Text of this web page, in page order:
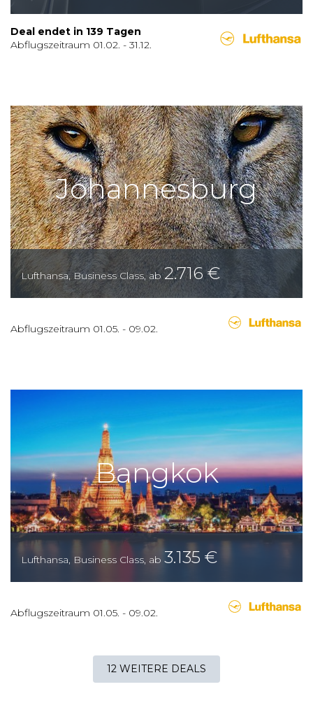
Deal endet in 139 Tagen
Abflugszeitraum 01.02. - 31.12.
Johannesburg
Lufthansa,Business Class,ab2.716€
Abflugszeitraum 01.05. - 09.02.
Bangkok
Lufthansa, Business Class, ab 3.135 €
Abflugszeitraum 01.05. - 09.02.
12 WEITERE DEALS